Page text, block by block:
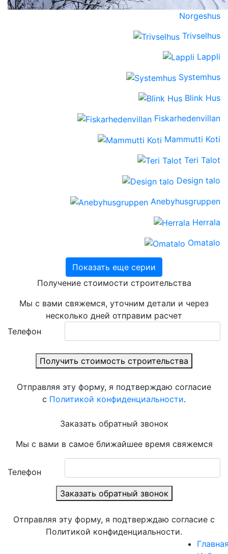
Norgeshus
Trivselhus
Lappli
Systemhus
Blink Hus
Fiskarhedenvillan
Mammutti Koti
Teri Talot
Design talo
Anebyhusgruppen
Herrala
Omatalo
Показать еще серии
Получение стоимости строительства
Мы с вами свяжемся, уточним детали и через
несколько дней отправим расчет
Телефон
Получить стоимость строительства
Отправляя эту форму, я подтверждаю согласие
с Политикой конфиденциальности.
Заказать обратный звонок
Мы с вами в самое ближайшее время свяжемся
Телефон
Заказать обратный звонок
Отправляя эту форму, я подтверждаю согласие с
Политикой конфиденциальности.